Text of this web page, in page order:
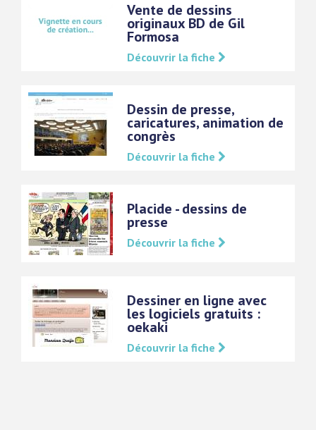
Vente de dessins
originaux BD de Gil
Formosa
Découvrir la fiche
Dessin de presse,
caricatures, animation de
congrès
Découvrir la fiche
Placide - dessins de
presse
Découvrir la fiche
Dessiner en ligne avec
les logiciels gratuits :
oekaki
Découvrir la fiche